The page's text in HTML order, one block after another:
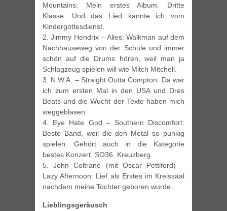
Mountains: Mein erstes Album. Dritte
Klasse. Und das Lied kannte ich vom
Kindergottesdienst.
2. Jimmy Hendrix – Alles: Walkman auf dem
Nachhauseweg von der Schule und immer
schön auf die Drums hören, weil man ja
Schlagzeug spielen will wie Mitch Mitchell.
3. N.W.A. – Straight Outta Compton: Da war
ich zum ersten Mal in den USA und Dres
Beats und die Wucht der Texte haben mich
weggeblasen.
4. Eye Hate God – Southern Discomfort:
Beste Band, weil die den Metal so punkig
spielen. Gehört auch in die Kategorie
bestes Konzert. SO36, Kreuzberg.
5. John Coltrane (mit Oscar Pettiford) –
Lazy Afternoon: Lief als Erstes im Kreissaal
nachdem meine Tochter geboren wurde.
Lieblingsgeräusch